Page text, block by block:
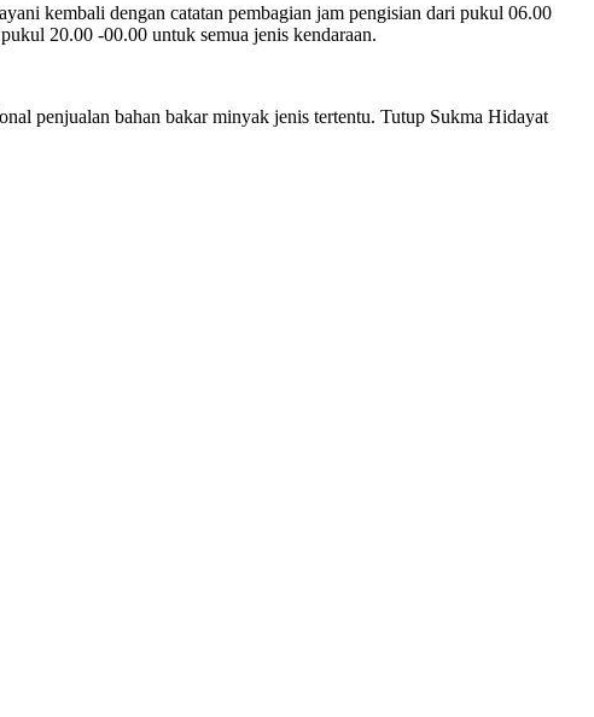
kembali dengan catatan pembagian jam pengisian dari pukul 06.00
20.00 -00.00 untuk semua jenis kendaraan.
penjualan bahan bakar minyak jenis tertentu. Tutup Sukma Hidayat